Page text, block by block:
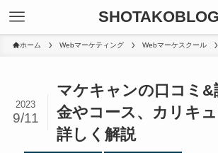
SHOTAKOBLOG
ホーム Webマーケティング Webマーケスクール
マケキャンの口コミ&
金やコース、カリキ
詳しく解説
2023
9/11